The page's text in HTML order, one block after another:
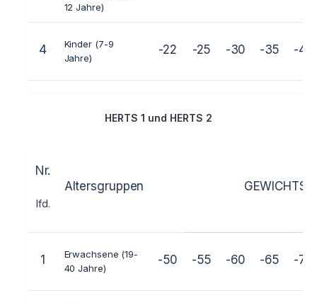
12 Jahre)
4
Kinder (7-9
Jahre)
-22 -25 -30 -35 -40
HERTS 1 und HERTS 2
Nr.
lfd.
Altersgruppen
1
Erwachsene (19-
40 Jahre)
-50 -55 -60 -65 -70